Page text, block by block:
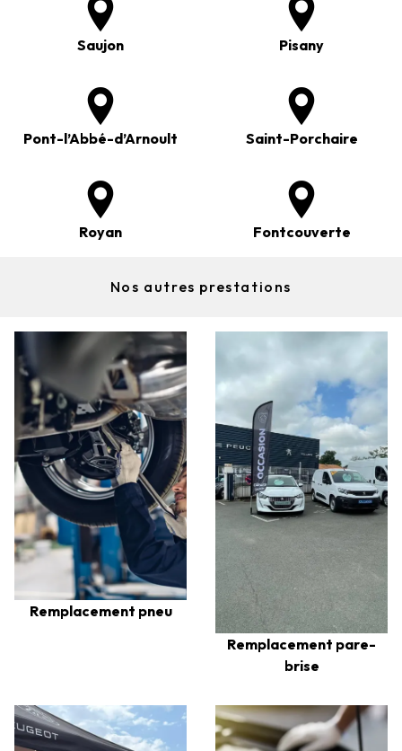
Saujon Pisany
Pont-l’Abbé-d’Arnoult Saint-Porchaire
Royan Fontcouverte
Nos autres prestations
Remplacement pneu
Remplacement pare-
brise